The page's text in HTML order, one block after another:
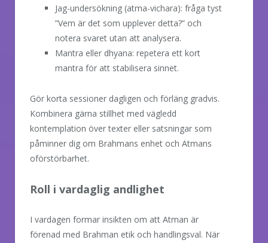
Jag-undersökning (atma-vichara): fråga tyst
”Vem är det som upplever detta?” och
notera svaret utan att analysera.
Mantra eller dhyana: repetera ett kort
mantra för att stabilisera sinnet.
Gör korta sessioner dagligen och förläng gradvis.
Kombinera gärna stillhet med vägledd
kontemplation över texter eller satsningar som
påminner dig om Brahmans enhet och Atmans
oförstörbarhet.
Roll i vardaglig andlighet
I vardagen formar insikten om att Atman är
förenad med Brahman etik och handlingsval. När